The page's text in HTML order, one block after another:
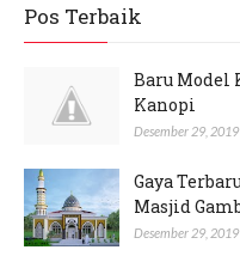
Pos Terbaik
Baru Model
Kanopi
Desember 29, 2019
Gaya
Masjid
Desember 29, 2019